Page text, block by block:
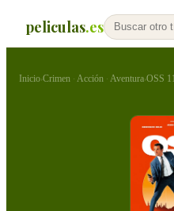
peliculas.es
Inicio›Crimen · Acción · Aventura›OSS